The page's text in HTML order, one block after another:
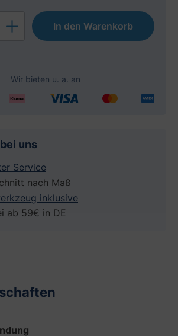
Gib den
In den Warenkorb
uns
Service
nach Maß
inklusive
ab 59€ in DE